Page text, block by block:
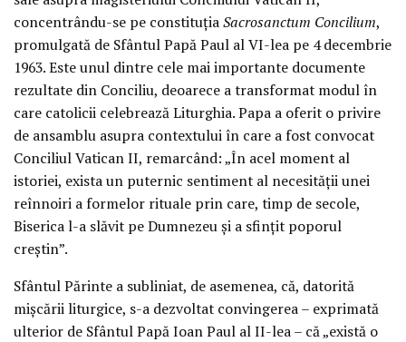
concentrându-se pe constituțiaSacrosanctum Concilium,
promulgată de Sfântul Papă Paul al VI-lea pe 4 decembrie
1963. Este unul dintre cele mai importante documente
rezultate din Conciliu, deoarece a transformat modul în
care catolicii celebrează Liturghia. Papa a oferit o privire
de ansamblu asupra contextului în care a fost convocat
Conciliul Vatican II, remarcând: „În acel moment al
istoriei, exista un puternic sentiment al necesității unei
reînnoiri a formelor rituale prin care, timp de secole,
Biserica l-a slăvit pe Dumnezeu și a sfințit poporul
creștin”.
Sfântul Părinte a subliniat, de asemenea, că, datorită
mișcării liturgice, s-a dezvoltat convingerea – exprimată
ulterior de Sfântul Papă Ioan Paul al II-lea – că „există o